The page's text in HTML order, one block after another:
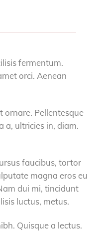
fermentum.
orci. Aenean
ornare. Pellentesque
a, ultricies in, diam.
faucibus, tortor
magna eros eu
dui mi, tincidunt
luctus, metus.
Quisque a lectus.